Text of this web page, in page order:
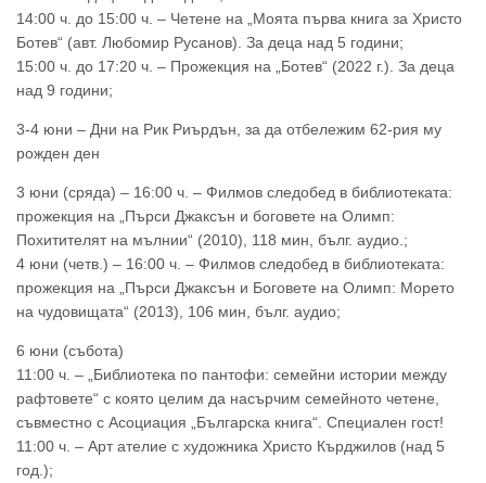
14:00 ч. до 15:00 ч. – Четене на „Моята първа книга за Христо
Ботев“ (авт. Любомир Русанов). За деца над 5 години;
15:00 ч. до 17:20 ч. – Прожекция на „Ботев“ (2022 г.). За деца
над 9 години;
3-4 юни – Дни на Рик Риърдън, за да отбележим 62-рия му
рожден ден
3 юни (сряда) – 16:00 ч. – Филмов следобед в библиотеката:
прожекция на „Пърси Джаксън и боговете на Олимп:
Похитителят на мълнии“ (2010), 118 мин, бълг. аудио.;
4 юни (четв.) – 16:00 ч. – Филмов следобед в библиотеката:
прожекция на „Пърси Джаксън и Боговете на Олимп: Морето
на чудовищата“ (2013), 106 мин, бълг. аудио;
6 юни (събота)
11:00 ч. – „Библиотека по пантофи: семейни истории между
рафтовете“ с която целим да насърчим семейното четене,
съвместно с Асоциация „Българска книга“. Специален гост!
11:00 ч. – Арт ателие с художника Христо Кърджилов (над 5
год.);